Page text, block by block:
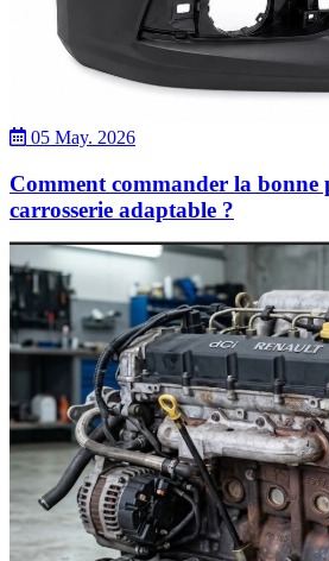
Dacia
05 May. 2026
Comment commander la bonne
carrosserie adaptable ?